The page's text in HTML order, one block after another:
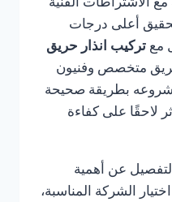
الاشتراطات الفنية
أعلى درجات
مع تركيب انذار حريق
متخصص وفنيون
بطريقة صحيحة
لاحقًا على كفاءة
عن أهمية
الشركة المناسبة،